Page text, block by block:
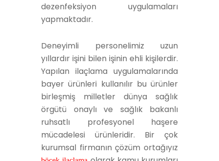
dezenfeksiyon uygulamaları
yapmaktadır.
Deneyimli personelimiz uzun
yıllardır işini bilen işinin ehli kişilerdir.
Yapılan ilaçlama uygulamalarında
bayer ürünleri kullanılır bu ürünler
birleşmiş milletler dünya sağlık
örgütü onaylı ve sağlık bakanlı
ruhsatlı profesyonel haşere
mücadelesi ürünleridir. Bir çok
kurumsal firmanın çözüm ortağıyız